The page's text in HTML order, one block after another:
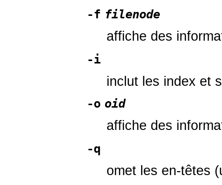
-f filenode
affiche des
-i
inclut les index et
-o oid
affiche des
-q
omet les en-têtes